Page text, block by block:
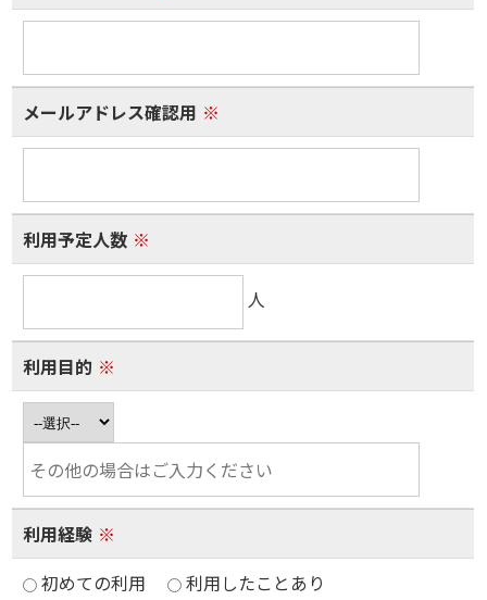
メールアドレス確認用 ※
利用予定人数 ※
人
利用目的 ※
利用経験 ※
初めての利用
利用したことあり